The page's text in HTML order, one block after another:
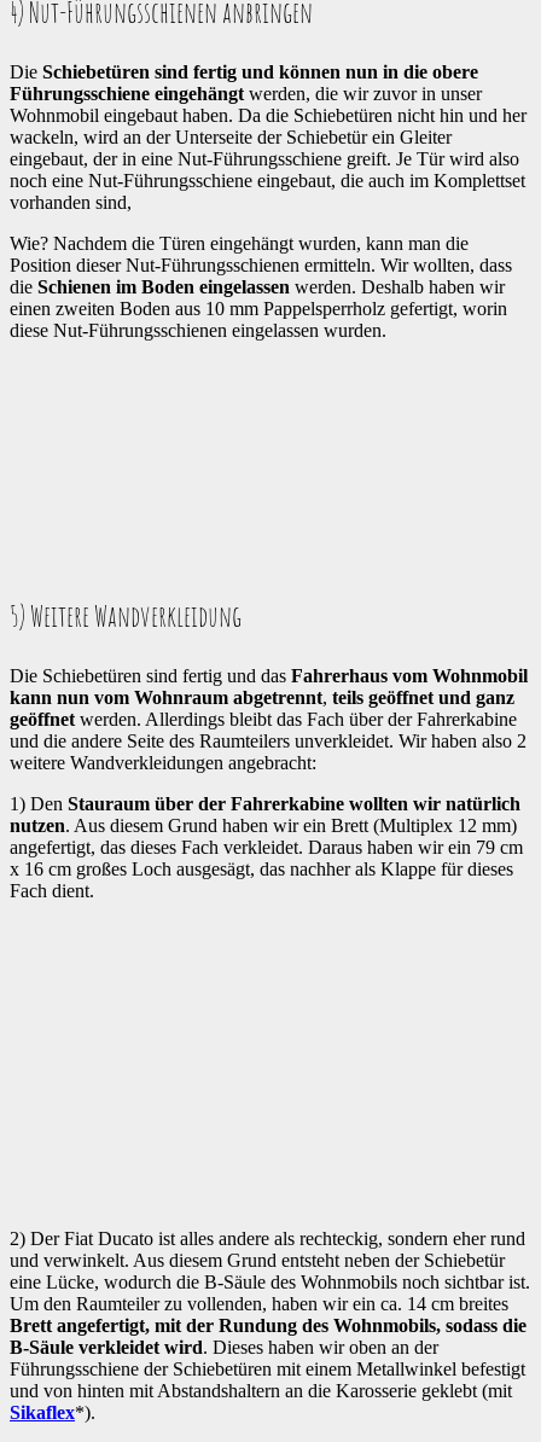
4) Nut-Führungsschienen anbringen
Die Schiebetüren sind fertig und können nun in die obere
Führungsschiene eingehängt werden, die wir zuvor in unser
Wohnmobil eingebaut haben. Da die Schiebetüren nicht hin und her
wackeln, wird an der Unterseite der Schiebetür ein Gleiter
eingebaut, der in eine Nut-Führungsschiene greift. Je Tür wird also
noch eine Nut-Führungsschiene eingebaut, die auch im Komplettset
vorhanden sind,
Wie? Nachdem die Türen eingehängt wurden, kann man die
Position dieser Nut-Führungsschienen ermitteln. Wir wollten, dass
die Schienen im Boden eingelassen werden. Deshalb haben wir
einen zweiten Boden aus 10 mm Pappelsperrholz gefertigt, worin
diese Nut-Führungsschienen eingelassen wurden.
5) Weitere Wandverkleidung
Die Schiebetüren sind fertig und das Fahrerhaus vom Wohnmobil
kann nun vom Wohnraum abgetrennt, teils geöffnet und ganz
geöffnetwerden. Allerdings bleibt das Fach über der Fahrerkabine
und die andere Seite des Raumteilers unverkleidet. Wir haben also 2
weitere Wandverkleidungen angebracht:
1) Den Stauraum über der Fahrerkabine wollten wir natürlich
nutzen. Aus diesem Grund haben wir ein Brett (Multiplex 12 mm)
angefertigt, das dieses Fach verkleidet. Daraus haben wir ein 79 cm
x 16 cm großes Loch ausgesägt, das nachher als Klappe für dieses
Fach dient.
2) Der Fiat Ducato ist alles andere als rechteckig, sondern eher rund
und verwinkelt. Aus diesem Grund entsteht neben der Schiebetür
eine Lücke, wodurch die B-Säule des Wohnmobils noch sichtbar ist.
Um den Raumteiler zu vollenden, haben wir ein ca. 14 cm breites
Brett angefertigt, mit der Rundung des Wohnmobils, sodass die
B-Säule verkleidet wird. Dieses haben wir oben an der
Führungsschiene der Schiebetüren mit einem Metallwinkel befestigt
und von hinten mit Abstandshaltern an die Karosserie geklebt (mit
Sikaflex*).